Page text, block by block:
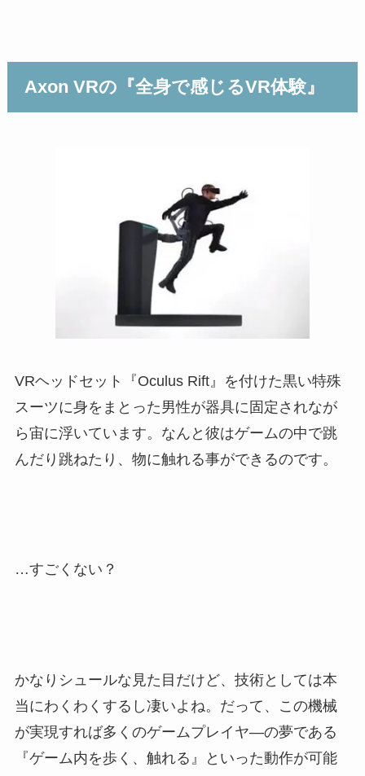
Axon VRの『全身で感じるVR体験』
VRヘッドセット『Oculus Rift』を付けた黒い特殊
スーツに身をまとった男性が器具に固定されなが
ら宙に浮いています。なんと彼はゲームの中で跳
んだり跳ねたり、物に触れる事ができるのです。
…すごくない？
かなりシュールな見た目だけど、技術としては本
当にわくわくするし凄いよね。だって、この機械
が実現すれば多くのゲームプレイヤ―の夢である
『ゲーム内を歩く、触れる』といった動作が可能